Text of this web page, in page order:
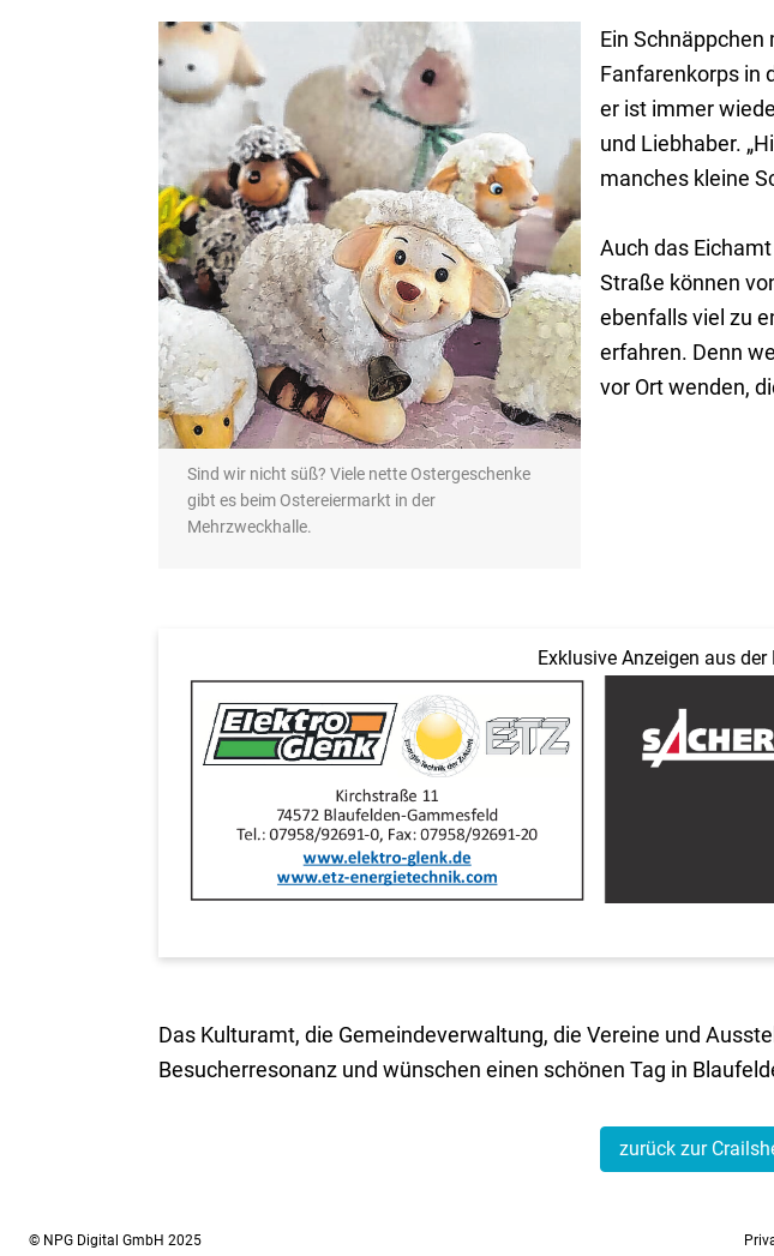
Sind wir nicht süß? Viele nette Ostergeschenke
gibt es beim Ostereiermarkt in der
Mehrzweckhalle.
Ein
Fanfarenkorps in
er ist immer
und Liebhaber.
manches kleine
Auch das
Straße können
ebenfalls viel zu
erfahren. Denn
vor Ort wenden,
Exklusive Anzeigen aus
Das Kulturamt, die Gemeindeverwaltung, die Vereine und
Besucherresonanz und wünschen einen schönen Tag in
zurück zur
© NPG Digital GmbH 2025